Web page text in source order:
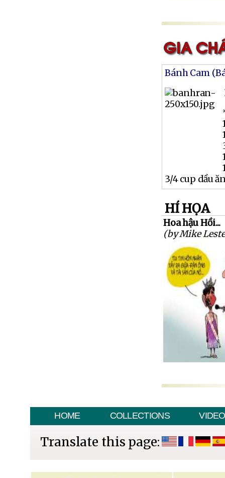
Bánh Cam
3/4 cup dầu
HÍ HỌA
Hoa hậu Hồi...
(by Mike
HOME COLLECTIONS VIDEO
Translate this page: